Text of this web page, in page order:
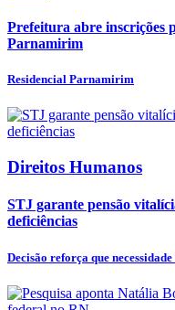
Prefeitura abre inscrições
Parnamirim
Residencial Parnamirim
Direitos Humanos
STJ garante pensão
deficiências
Decisão reforça que